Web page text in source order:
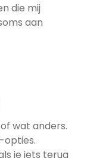
die mij
aan
wat anders.
je iets terug